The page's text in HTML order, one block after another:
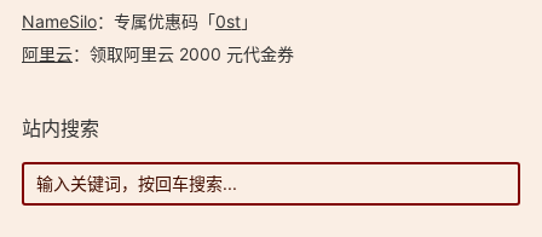
NameSilo：专属优惠码「0st」
阿里云：领取阿里云 2000 元代金券
站内搜索